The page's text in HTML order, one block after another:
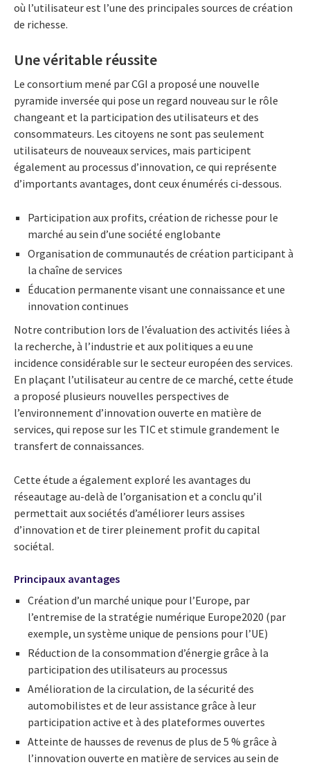
où l’utilisateur est l’une des principales sources de création
de richesse.
Une véritable réussite
Le consortium mené par CGI a proposé une nouvelle
pyramide inversée qui pose un regard nouveau sur le rôle
changeant et la participation des utilisateurs et des
consommateurs. Les citoyens ne sont pas seulement
utilisateurs de nouveaux services, mais participent
également au processus d’innovation, ce qui représente
d’importants avantages, dont ceux énumérés ci-dessous.
Participation aux profits, création de richesse pour le
marché au sein d’une société englobante
Organisation de communautés de création participant à
la chaîne de services
Éducation permanente visant une connaissance et une
innovation continues
Notre contribution lors de l’évaluation des activités liées à
la recherche, à l’industrie et aux politiques a eu une
incidence considérable sur le secteur européen des services.
En plaçant l’utilisateur au centre de ce marché, cette étude
a proposé plusieurs nouvelles perspectives de
l’environnement d’innovation ouverte en matière de
services, qui repose sur les TIC et stimule grandement le
transfert de connaissances.
Cette étude a également exploré les avantages du
réseautage au-delà de l’organisation et a conclu qu’il
permettait aux sociétés d’améliorer leurs assises
d’innovation et de tirer pleinement profit du capital
sociétal.
Principaux avantages
Création d’un marché unique pour l’Europe, par
l’entremise de la stratégie numérique Europe2020 (par
exemple, un système unique de pensions pour l’UE)
Réduction de la consommation d’énergie grâce à la
participation des utilisateurs au processus
Amélioration de la circulation, de la sécurité des
automobilistes et de leur assistance grâce à leur
participation active et à des plateformes ouvertes
Atteinte de hausses de revenus de plus de 5 % grâce à
l’innovation ouverte en matière de services au sein de